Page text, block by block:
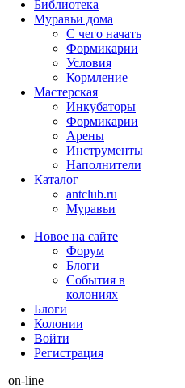
Библиотека
Муравьи дома
С чего начать
Формикарии
Условия
Кормление
Мастерская
Инкубаторы
Формикарии
Арены
Инструменты
Наполнители
Каталог
antclub.ru
Муравьи
Новое на сайте
Форум
Блоги
События в
колониях
Блоги
Колонии
Войти
Peгиcтpaция
on-line